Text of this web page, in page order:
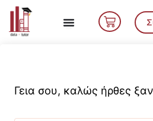
Μετάβαση
περιεχόμενο
Cart
Γεια σου, καλώς ήρθες